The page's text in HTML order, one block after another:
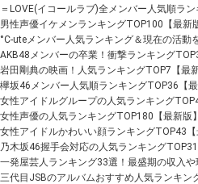
＝LOVE(イコールラブ)全メンバー人気順ラン
男性声優イケメンランキングTOP100【最新
°C-uteメンバー人気ランキング＆現在の活動
AKB48メンバーの卒業！衝撃ランキング
岩田剛典の映画！人気ランキングTOP7【最新
欅坂46メンバー人気順ランキングTOP36【最
女性アイドルグループの人気ランキング
女性声優の人気ランキングTOP180【最新版】
女性アイドルかわいい顔ランキングTOP43【
乃木坂46握手会対応の人気ランキングTOP31
一発屋芸人ランキング33選！最盛期の収入や
三代目JSBのアルバムおすすめ人気ランキン